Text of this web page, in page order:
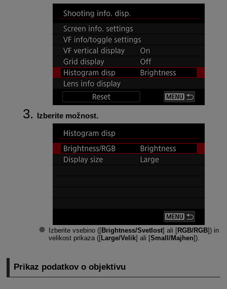
Izberite možnost.
Izberite vsebino ([Brightness/Svetlost] ali [RGB/RGB]) in
velikost prikaza ([Large/Velik] ali [Small/Majhen]).
Prikaz podatkov o objektivu